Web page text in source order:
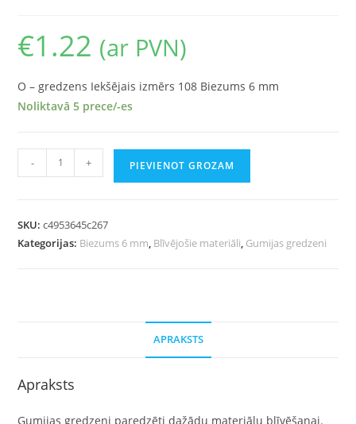
€1.22 (ar PVN)
O – gredzens Iekšējais izmērs 108 Biezums 6 mm
Noliktavā 5 prece/-es
- + PIEVIENOT GROZAM
SKU:c4953645c267
Kategorijas: Biezums 6 mm, Blīvējošie materiāli, Gumijas gredzeni
APRAKSTS
Apraksts
Gumijas gredzeni paredzēti dažādu materiālu blīvēšanai.